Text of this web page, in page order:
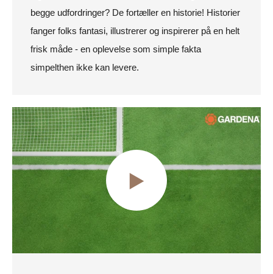
begge udfordringer? De fortæller en historie! Historier
fanger folks fantasi, illustrerer og inspirerer på en helt
frisk måde - en oplevelse som simple fakta
simpelthen ikke kan levere.